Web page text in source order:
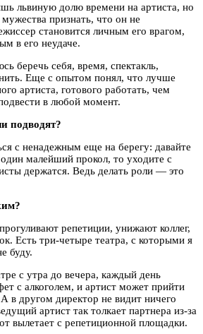
львиную долю времени на артиста, но
признать, что он не
становится личным его врагом,
в его неудаче.
беречь себя, время, спектакль,
Еще с опытом понял, что лучше
артиста, готового работать, чем
в любой момент.
подводят?
с ненадежным еще на берегу: давайте
малейший прокол, то уходите с
держатся. Ведь делать роли — это
репетиции, унижают коллег,
Есть три-четыре театра, с которыми я
буду.
с утра до вечера, каждый день
с алкоголем, и артист может прийти
в другом директор не видит ничего
артист так толкает партнера из-за
вылетает с репетиционной площадки.